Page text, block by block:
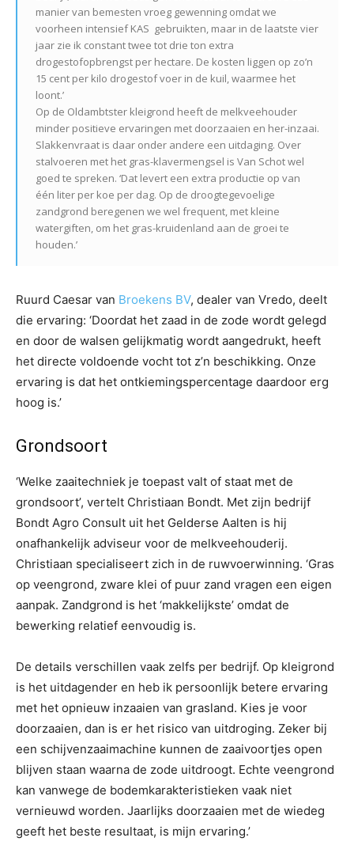
manier van bemesten vroeg gewenning omdat we
voorheen intensief KAS gebruikten, maar in de laatste vier
jaar zie ik constant twee tot drie ton extra
drogestofopbrengst per hectare. De kosten liggen op zo’n
15 cent per kilo drogestof voer in de kuil, waarmee het
loont.’
Op de Oldambtster kleigrond heeft de melkveehouder
minder positieve ervaringen met doorzaaien en her-inzaai.
Slakkenvraat is daar onder andere een uitdaging. Over
stalvoeren met het gras-klavermengsel is Van Schot wel
goed te spreken. ‘Dat levert een extra productie op van
één liter per koe per dag. Op de droogtegevoelige
zandgrond beregenen we wel frequent, met kleine
watergiften, om het gras-kruidenland aan de groei te
houden.’
Ruurd Caesar van Broekens BV, dealer van Vredo, deelt
die ervaring: ‘Doordat het zaad in de zode wordt gelegd
en door de walsen gelijkmatig wordt aangedrukt, heeft
het directe voldoende vocht tot z’n beschikking. Onze
ervaring is dat het ontkiemingspercentage daardoor erg
hoog is.’
Grondsoort
‘Welke zaaitechniek je toepast valt of staat met de
grondsoort’, vertelt Christiaan Bondt. Met zijn bedrijf
Bondt Agro Consult uit het Gelderse Aalten is hij
onafhankelijk adviseur voor de melkveehouderij.
Christiaan specialiseert zich in de ruwvoerwinning. ‘Gras
op veengrond, zware klei of puur zand vragen een eigen
aanpak. Zandgrond is het ‘makkelijkste’ omdat de
bewerking relatief eenvoudig is.
De details verschillen vaak zelfs per bedrijf. Op kleigrond
is het uitdagender en heb ik persoonlijk betere ervaring
met het opnieuw inzaaien van grasland. Kies je voor
doorzaaien, dan is er het risico van uitdroging. Zeker bij
een schijvenzaaimachine kunnen de zaaivoortjes open
blijven staan waarna de zode uitdroogt. Echte veengrond
kan vanwege de bodemkarakteristieken vaak niet
vernieuwd worden. Jaarlijks doorzaaien met de wiedeg
geeft het beste resultaat, is mijn ervaring.’